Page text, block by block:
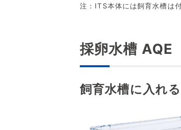
注：ITS本体には飼育水槽は
採卵水槽 AQE
飼育水槽に入れ